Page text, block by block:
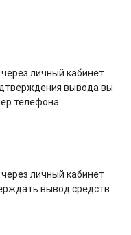
личный кабинет
вывода вы
телефона
личный кабинет
вывод средств